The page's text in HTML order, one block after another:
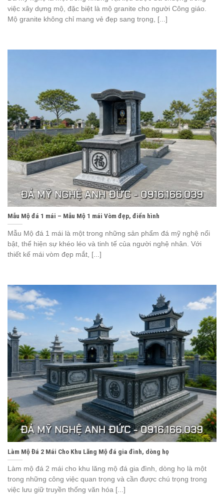
việc xây dựng mộ, đặc biệt là mộ granite cho người Công giáo.
Mộ granite không chỉ mang vẻ đẹp sang trọng, [...]
Mẫu Mộ đá 1 mái – Mẫu Mộ 1 mái Vòm đẹp, điển hình
Mẫu Mộ đá 1 mái là một trong những sản phẩm đá mỹ nghệ nổi
bật, thể hiện sự khéo léo và tinh tế của người nghệ nhân. Với
thiết kế mái vòm đẹp mắt, [...]
Làm Mộ Đá 2 Mái Cho Khu Lăng Mộ đá gia đình, dòng họ
Làm mộ đá 2 mái cho khu lăng mộ đá gia đình, dòng họ là một
trong những công việc quan trọng và cần được chú trọng trong
việc lưu giữ truyền thống văn hóa [...]